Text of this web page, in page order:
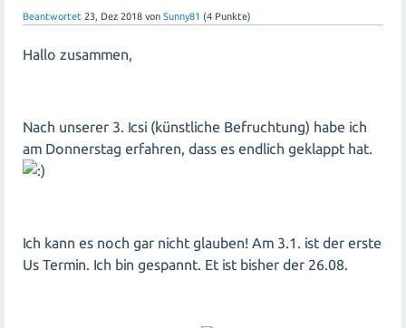
Beantwortet 23, Dez 2018 von Sunny81 (4 Punkte)
Hallo zusammen,
Nach unserer 3. Icsi (künstliche Befruchtung) habe ich
am Donnerstag erfahren, dass es endlich geklappt hat.
Ich kann es noch gar nicht glauben! Am 3.1. ist der erste
Us Termin. Ich bin gespannt. Et ist bisher der 26.08.